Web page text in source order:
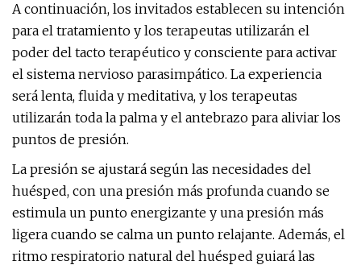
A continuación, los invitados establecen su intención
para el tratamiento y los terapeutas utilizarán el
poder del tacto terapéutico y consciente para activar
el sistema nervioso parasimpático. La experiencia
será lenta, fluida y meditativa, y los terapeutas
utilizarán toda la palma y el antebrazo para aliviar los
puntos de presión.
La presión se ajustará según las necesidades del
huésped, con una presión más profunda cuando se
estimula un punto energizante y una presión más
ligera cuando se calma un punto relajante. Además, el
ritmo respiratorio natural del huésped guiará las